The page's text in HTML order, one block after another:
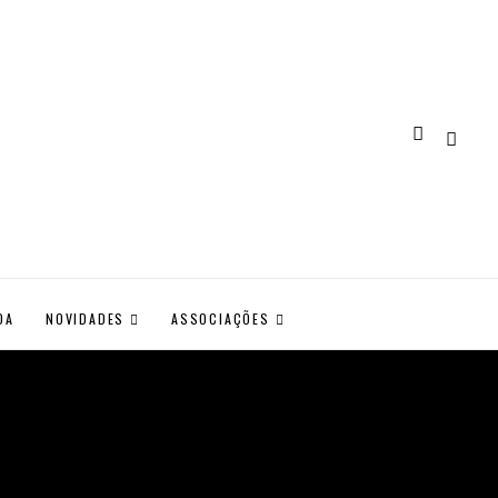
NOVIDADES ASSOCIAÇÕES